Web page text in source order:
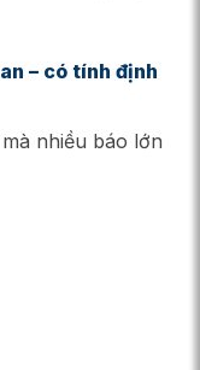
– có tính định
nhiều báo lớn